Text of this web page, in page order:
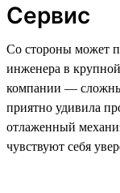
Сервис
Со стороны может
инженера в
компании —
приятно удивила
отлаженный
чувствуют себя